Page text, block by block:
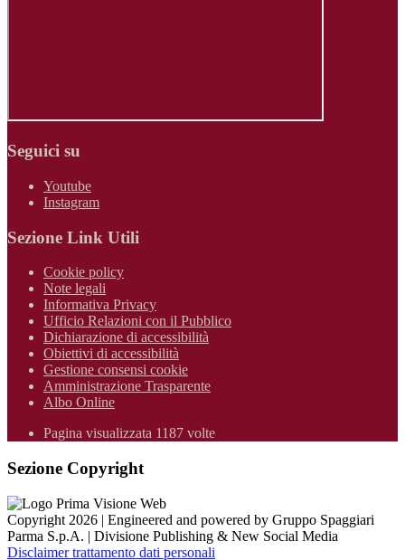
Seguici su
Youtube
Instagram
Sezione Link Utili
Cookie policy
Note legali
Informativa Privacy
Ufficio Relazioni con il Pubblico
Dichiarazione di accessibilità
Obiettivi di accessibilità
Gestione consensi cookie
Amministrazione Trasparente
Albo Online
Pagina visualizzata 1187 volte
Sezione Copyright
Copyright 2026 | Engineered and powered by Gruppo Spaggiari
Parma S.p.A. | Divisione Publishing & New Social Media
Disclaimer trattamento dati personali